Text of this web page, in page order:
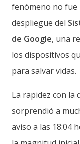
fenómeno no fue
despliegue del
de Google, una
los dispositivos
para salvar vidas.
La rapidez con la
sorprendió a
aviso a las 18:04